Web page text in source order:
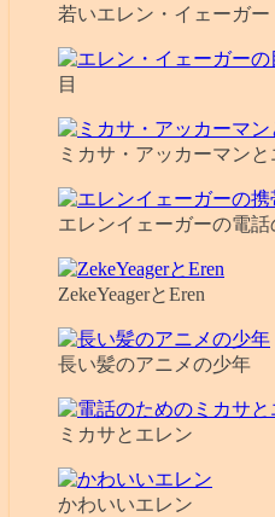
若いエレン・イェーガー
目
ミカサ・アッカーマン
エレンイェーガーの電話
ZekeYeagerとEren
長い髪のアニメの少年
ミカサとエレン
かわいいエレン